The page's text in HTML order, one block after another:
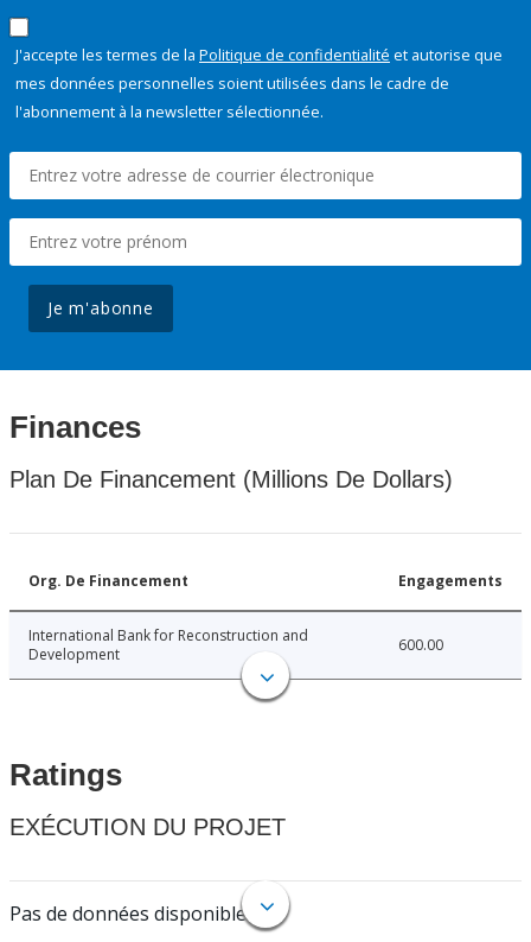
J'accepte les termes de la Politique de confidentialité et autorise que
mes données personnelles soient utilisées dans le cadre de
l'abonnement à la newsletter sélectionnée.
Je m'abonne
Finances
Plan De Financement (Millions De Dollars)
Org. De Financement Engagements
International Bank for Reconstruction and
Development
600.00
Ratings
EXÉCUTION DU PROJET
Pas de données disponibles.